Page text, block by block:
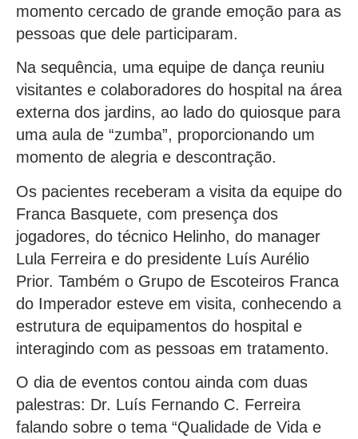
momento cercado de grande emoção para as
pessoas que dele participaram.
Na sequência, uma equipe de dança reuniu
visitantes e colaboradores do hospital na área
externa dos jardins, ao lado do quiosque para
uma aula de “zumba”, proporcionando um
momento de alegria e descontração.
Os pacientes receberam a visita da equipe do
Franca Basquete, com presença dos
jogadores, do técnico Helinho, do manager
Lula Ferreira e do presidente Luís Aurélio
Prior. Também o Grupo de Escoteiros Franca
do Imperador esteve em visita, conhecendo a
estrutura de equipamentos do hospital e
interagindo com as pessoas em tratamento.
O dia de eventos contou ainda com duas
palestras: Dr. Luís Fernando C. Ferreira
falando sobre o tema “Qualidade de Vida e